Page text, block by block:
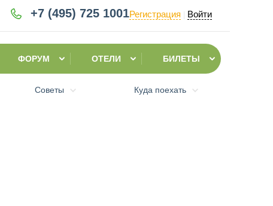
+7 (495) 725 1001Регистрация Войти
ФОРУМ ОТЕЛИ БИЛЕТЫ
Советы Куда поехать